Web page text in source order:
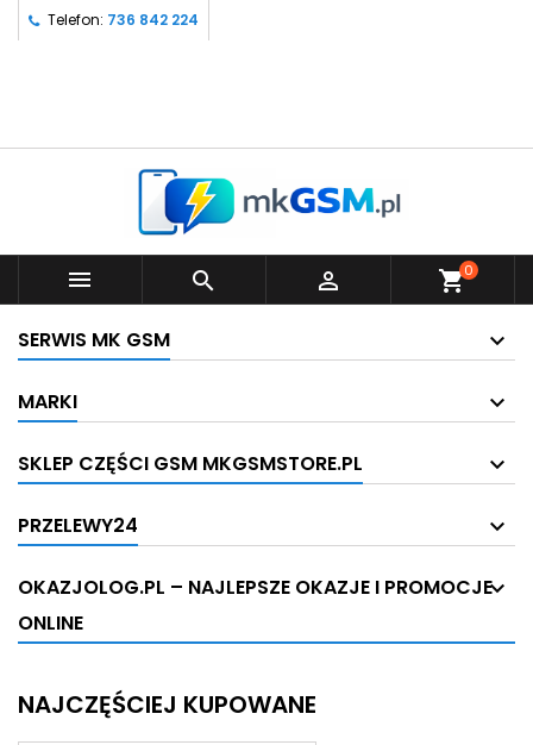
Telefon: 736 842 224
   shopping_cart0
SERWIS MK GSM
MARKI
SKLEP CZĘŚCI GSM MKGSMSTORE.PL
PRZELEWY24
OKAZJOLOG.PL – NAJLEPSZE OKAZJE I PROMOCJE
ONLINE
NAJCZĘŚCIEJ KUPOWANE